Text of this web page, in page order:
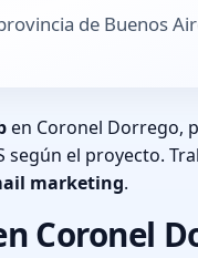
de Buenos
en Coronel Dorrego,
según el proyecto.
marketing.
Coronel